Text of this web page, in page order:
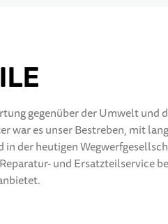
gegenüber der Umwelt und
war es unser Bestreben, mit
der heutigen
und Ersatzteilservice